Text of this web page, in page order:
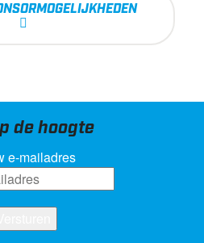
de hoogte
e-mailadres